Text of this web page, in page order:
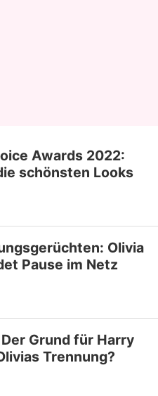
Awards 2022:
schönsten Looks
Olivia
Pause im Netz
Grund für Harry
Trennung?